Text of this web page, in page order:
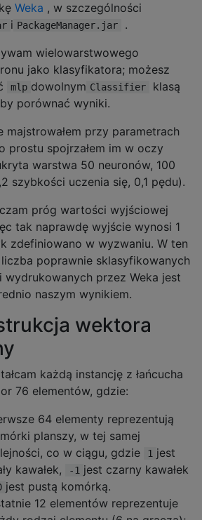
Weka , w szczególności
i PackageManager.jar
.
wielowarstwowego
jako klasyfikatora; możesz
mlp dowolnym Classifier
klasą
porównać wyniki.
majstrowałem przy parametrach
prostu spojrzałem im w oczy
warstwa 50 neuronów, 100
szybkości uczenia się, 0,1 pędu).
próg wartości wyjściowej
tak naprawdę wyjście wynosi 1
zdefiniowano w wyzwaniu. W ten
poprawnie sklasyfikowanych
wydrukowanych przez Weka jest
naszym wynikiem.
wektora
każdą instancję z łańcucha
76 elementów, gdzie:
64 elementy reprezentują
planszy, w tej samej
co w ciągu, gdzie
1 jest
kawałek,
-1 jest czarny kawałek
jest pustą komórką.
12 elementów reprezentuje